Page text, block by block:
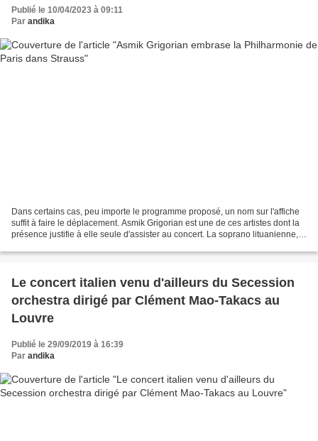
Publié le 10/04/2023 à 09:11
Par andika
Dans certains cas, peu importe le programme proposé, un nom sur l'affiche
suffit à faire le déplacement. Asmik Grigorian est une de ces artistes dont la
présence justifie à elle seule d'assister au concert. La soprano lituanienne,
Le concert italien venu d'ailleurs du Secession
orchestra dirigé par Clément Mao-Takacs au
Louvre
Publié le 29/09/2019 à 16:39
Par andika